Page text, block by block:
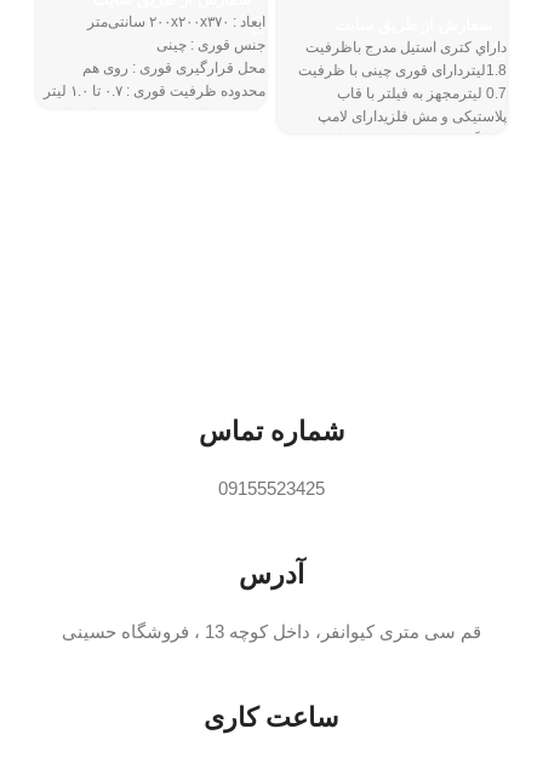
داراي کتری استیل مدرج باظرفیت
1.8لیتردارای قوری چینی با ظرفیت
0.7 لیترمجهز به فیلتر با قاب
پلاستیکی و مش فلزیدارای لامپ
ابعاد : ۲۰۰x۲۰۰x۳۷۰ سانتی‌متر
جنس قوری : چینی
محل قرارگیری قوری : روی هم
محدوده ظرفیت قوری : ۰.۷ تا ۱.۰ لیتر
شماره تماس
09155523425
آدرس
قم سی متری کیوانفر، داخل کوچه 13 ، فروشگاه حسینی
ساعت کاری